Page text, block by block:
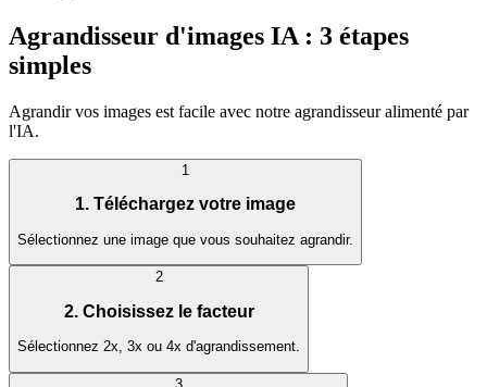
Agrandisseur d'images IA : 3 étapes
simples
Agrandir vos images est facile avec notre agrandisseur alimenté par
l'IA.
1
1. Téléchargez votre image
Sélectionnez une image que vous souhaitez agrandir.
2
2. Choisissez le facteur
Sélectionnez 2x, 3x ou 4x d'agrandissement.